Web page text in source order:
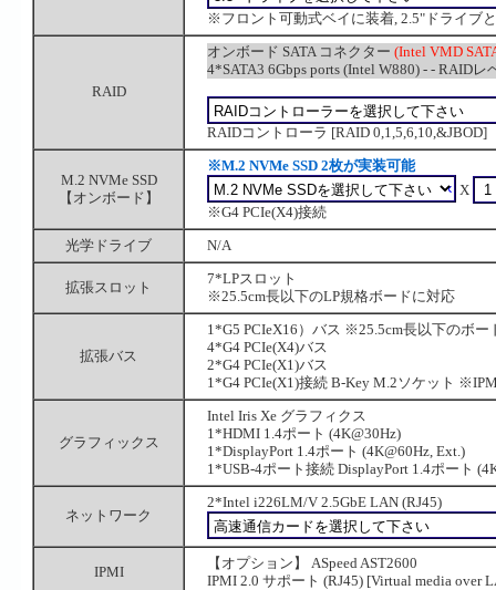
※フロント可動式ベイに装着, 2.5"ドライブ
RAID
オンボード SATA コネクター (Intel VMD
4*SATA3 6Gbps ports (Intel W880) - - RAIDレ
RAIDコントローラ [RAID 0,1,5,6,10,&JBOD]
M.2 NVMe SSD
【オンボード】
※M.2 NVMe SSD 2枚が実装可能
X
※G4 PCIe(X4)接続
光学ドライブ
N/A
拡張スロット
7*LPスロット
※25.5cm長以下のLP規格ボードに対応
拡張バス
1*G5 PCIeX16）バス ※25.5cm長以下のボー
4*G4 PCIe(X4)バス
2*G4 PCIe(X1)バス
1*G4 PCIe(X1)接続 B-Key M.2ソケット
グラフィックス
Intel Iris Xe グラフィクス
1*HDMI 1.4ポート (4K@30Hz)
1*DisplayPort 1.4ポート (4K@60Hz, Ext.)
1*USB-4ポート接続 DisplayPort 1.4ポート
ネットワーク
2*Intel i226LM/V 2.5GbE LAN (RJ45)
IPMI
【オプション】 ASpeed AST2600
IPMI 2.0 サポート (RJ45) [Virtual media over